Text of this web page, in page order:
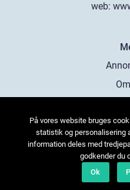
web:
På vores website bruges
statistik og personalisering
information deles med
godkender du
Ok